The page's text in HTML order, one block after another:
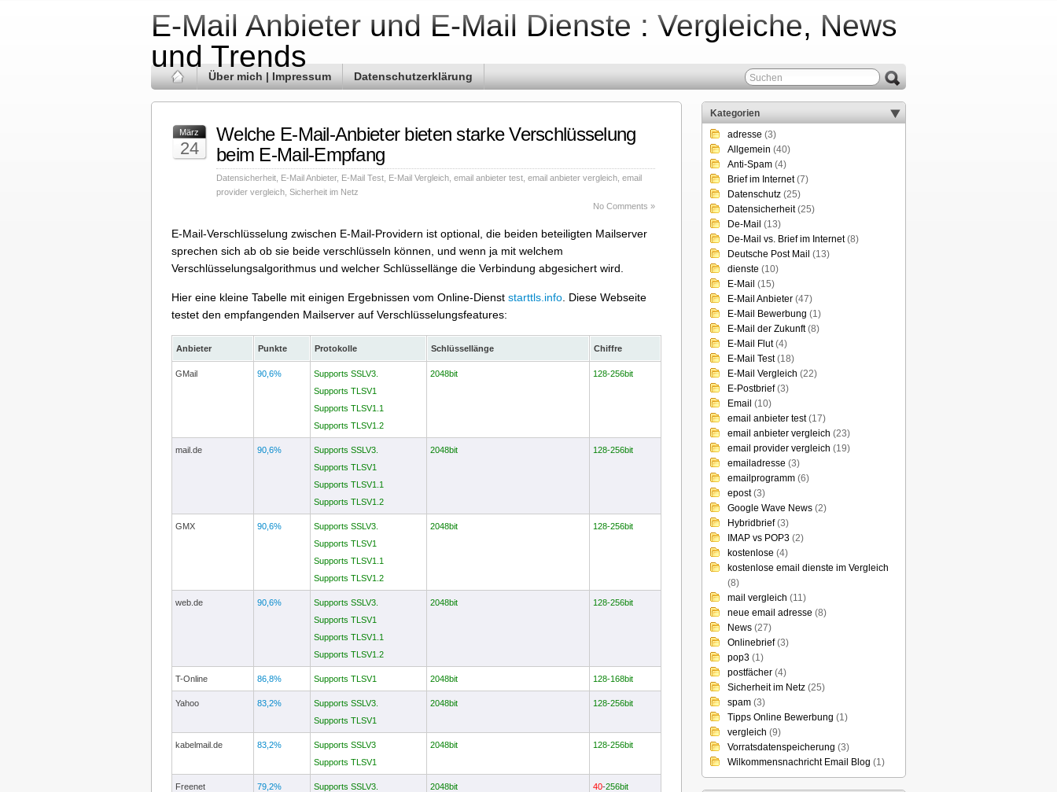
E-Mail Anbieter und E-Mail Dienste : Vergleiche, News
und Trends
Über mich | Impressum Datenschutzerklärung
März
24
Welche E-Mail-Anbieter bieten starke Verschlüsselung
beim E-Mail-Empfang
Datensicherheit E-Mail Anbieter, E-Mail Test E-Mail Vergleich email anbieter test email anbieter vergleich email
provider vergleich Sicherheit im Netz
No Comments »
E-Mail-Verschlüsselung zwischen E-Mail-Providern ist optional, die beiden beteiligten Mailserver
sprechen sich ab ob sie beide verschlüsseln können, und wenn ja mit welchem
Verschlüsselungsalgorithmus und welcher Schlüssellänge die Verbindung abgesichert wird.
Hier eine kleine Tabelle mit einigen Ergebnissen vom Online-Dienst starttls.info . Diese Webseite
testet den empfangenden Mailserver auf Verschlüsselungsfeatures:
Anbieter Punkte Protokolle Schlüssellänge Chiffre
GMail 90,6%
Supports SSLV3.
Supports TLSV1
Supports TLSV1.1
Supports TLSV1.2
2048bit 128-256bit
mail.de 90,6%
Supports SSLV3.
Supports TLSV1
Supports TLSV1.1
Supports TLSV1.2
2048bit 128-256bit
GMX 90,6%
Supports SSLV3.
Supports TLSV1
Supports TLSV1.1
Supports TLSV1.2
2048bit 128-256bit
web.de 90,6%
Supports SSLV3.
Supports TLSV1
Supports TLSV1.1
Supports TLSV1.2
2048bit 128-256bit
T-Online 86,8% Supports TLSV1 2048bit 128-168bit
Yahoo 83,2%
Supports SSLV3.
Supports TLSV1
2048bit 128-256bit
kabelmail.de 83,2%
Supports SSLV3
Supports TLSV1
2048bit 128-256bit
Freenet 79,2%
Supports SSLV3.
2048bit 40-256bit
Kategorien
adresse (3)
Allgemein (40)
Anti-Spam (4)
Brief im Internet(7)
Datenschutz (25)
Datensicherheit(25)
De-Mail (13)
De-Mail vs. Brief im Internet(8)
Deutsche Post Mail (13)
dienste (10)
E-Mail (15)
E-Mail Anbieter (47)
E-Mail Bewerbung (1)
E-Mail der Zukunft(8)
E-Mail Flut(4)
E-Mail Test(18)
E-Mail Vergleich (22)
E-Postbrief(3)
Email (10)
email anbieter test(17)
email anbieter vergleich (23)
email provider vergleich (19)
emailadresse (3)
emailprogramm (6)
epost(3)
Google Wave News (2)
Hybridbrief(3)
IMAP vs POP3 (2)
kostenlose (4)
kostenlose email dienste im Vergleich
(8)
mail vergleich (11)
neue email adresse (8)
News (27)
Onlinebrief(3)
pop3 (1)
postfächer (4)
Sicherheit im Netz (25)
spam (3)
Tipps Online Bewerbung (1)
vergleich (9)
Vorratsdatenspeicherung (3)
Wilkommensnachricht Email Blog (1)